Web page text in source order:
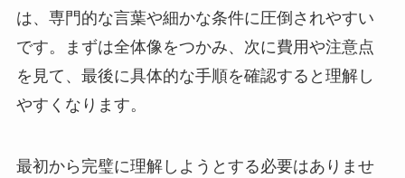
は、専門的な言葉や細かな条件に圧倒されやすい
です。まずは全体像をつかみ、次に費用や注意点
を見て、最後に具体的な手順を確認すると理解し
やすくなります。
最初から完璧に理解しようとする必要はありませ